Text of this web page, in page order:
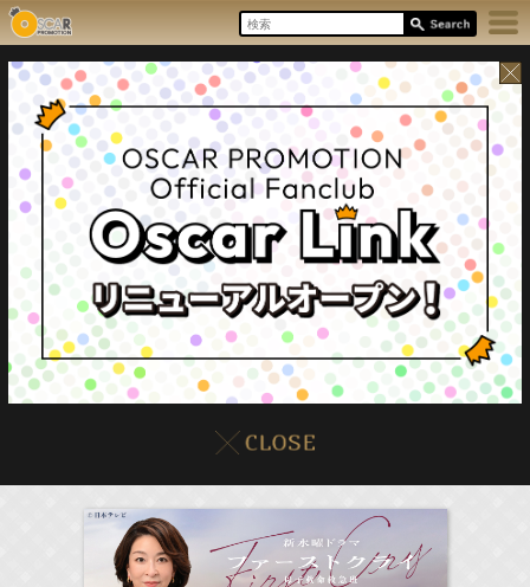
本日の出演情報 販売情報
17:10-17:30
(Radio ) 河北麻友子のマユコレ！ 河北麻友子